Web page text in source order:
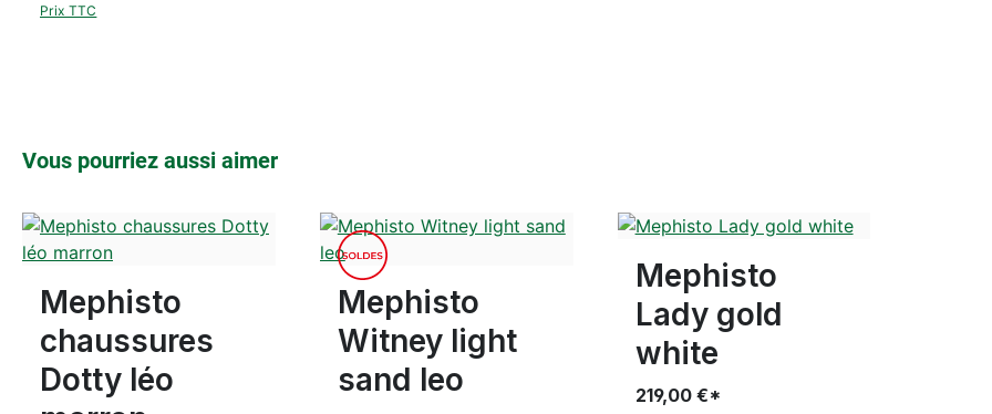
Prix TTC
Ignorer la galerie de produits
Vous pourriez aussi aimer
Couleurs
Disponible en plusieurs tailles
Mephisto
chaussures
Dotty léo
6 Couleurs
Disponible en plusieurs tailles
Mephisto
Witney light
sand leo
Disponible en plusieurs tailles
Mephisto
Lady gold
white
219,00 €*